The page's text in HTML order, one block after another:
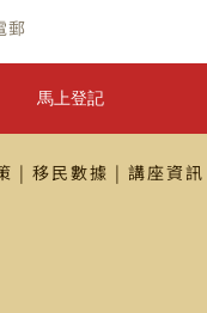
馬上登記
| 移民數據 | 講座資訊